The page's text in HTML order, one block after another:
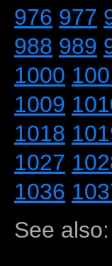
976 977
988 989
1000
1009
1018
1027
1036
See also: